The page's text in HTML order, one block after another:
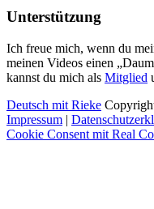
Unterstützung
Ich freue mich, wenn du
meinen Videos einen
kannst du mich als Mitglied
Deutsch mit Rieke
Impressum |
Cookie Consent mit Real